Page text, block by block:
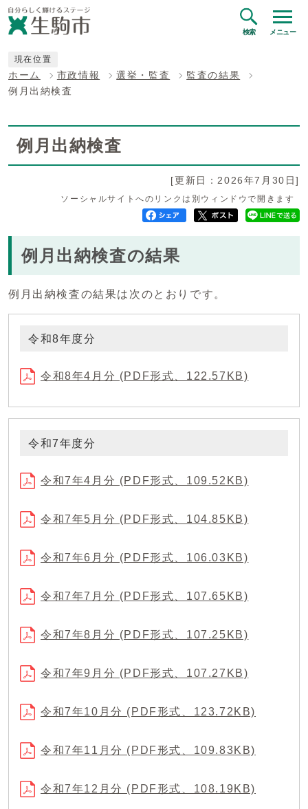
検索 メニュー
現在位置
ホーム 市政情報 選挙・監査
監査の結果
例月出納検査
例月出納検査
[更新日：2026年7月30日]
ソーシャルサイトへのリンクは別ウィンドウで開きます
例月出納検査の結果
例月出納検査の結果は次のとおりです。
令和8年度分
令和8年4月分 (PDF形式、122.57KB)
令和7年度分
令和7年4月分 (PDF形式、109.52KB)
令和7年5月分 (PDF形式、104.85KB)
令和7年6月分 (PDF形式、106.03KB)
令和7年7月分 (PDF形式、107.65KB)
令和7年8月分 (PDF形式、107.25KB)
令和7年9月分 (PDF形式、107.27KB)
令和7年10月分 (PDF形式、123.72KB)
令和7年11月分 (PDF形式、109.83KB)
令和7年12月分 (PDF形式、108.19KB)